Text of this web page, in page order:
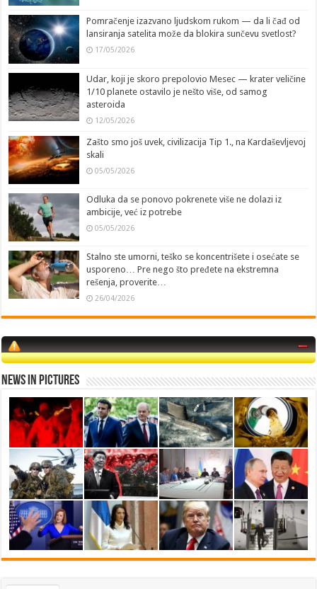
Pomračenje izazvano ljudskom rukom — da li čađ od
lansiranja satelita može da blokira sunčevu svetlost?
17/05/2026
Udar, koji je skoro prepolovio Mesec — krater veličine
1/10 planete ostavilo je nešto više, od samog
asteroida
12/05/2026
Zašto smo još uvek, civilizacija Tip 1., na Kardaševljevoj
skali
05/05/2026
Odluka da se ponovo pokrenete više ne dolazi iz
ambicije, već iz potrebe
05/05/2026
Stalno ste umorni, teško se koncentrišete i osećate se
usporeno… Pre nego što pređete na ekstremna
rešenja, proverite…
26/04/2026
News in Pictures